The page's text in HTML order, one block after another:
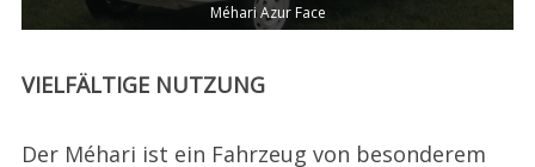
Méhari Azur Face
VIELFÄLTIGE NUTZUNG
Der Méhari ist ein Fahrzeug von besonderem